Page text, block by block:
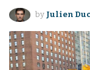
by Julien